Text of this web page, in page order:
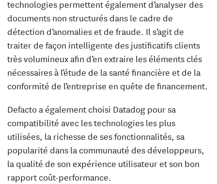
technologies permettent également d’analyser des
documents non structurés dans le cadre de
détection d’anomalies et de fraude. Il s’agit de
traiter de façon intelligente des justificatifs clients
très volumineux afin d’en extraire les éléments clés
nécessaires à l’étude de la santé financière et de la
conformité de l’entreprise en quête de financement.
Defacto a également choisi Datadog pour sa
compatibilité avec les technologies les plus
utilisées, la richesse de ses fonctionnalités, sa
popularité dans la communauté des développeurs,
la qualité de son expérience utilisateur et son bon
rapport coût-performance.